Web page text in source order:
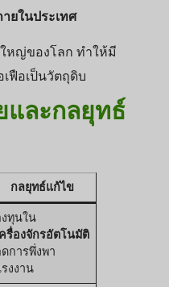
ยในประเทศ
หญ่ของโลก ทำให้มี
ฟือเป็นวัตถุดิบ
และกลยุทธ์
กลยุทธ์แก้ไข
งทุนใน
รื่องจักรอัตโนมัติ
การพึ่งพา
งงาน